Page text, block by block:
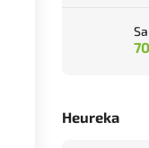
Heureka